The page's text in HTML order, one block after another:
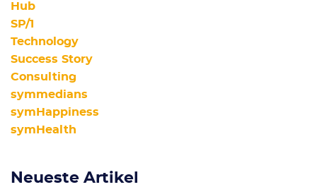
Hub
SP/1
Technology
Success Story
Consulting
symmedians
symHappiness
symHealth
Neueste Artikel